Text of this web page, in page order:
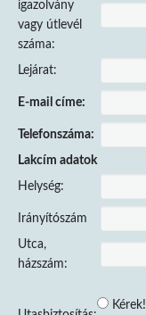
igazolvány
vagy útlevél
száma:
Lejárat:
E-mail címe:
Telefonszáma:
Lakcím adatok
Helység:
Irányítószám
Utca,
házszám:
Kérek!